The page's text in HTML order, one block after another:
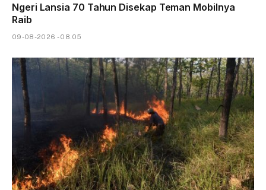
Ngeri Lansia 70 Tahun Disekap Teman Mobilnya
Raib
09-08-2026 - 08.05